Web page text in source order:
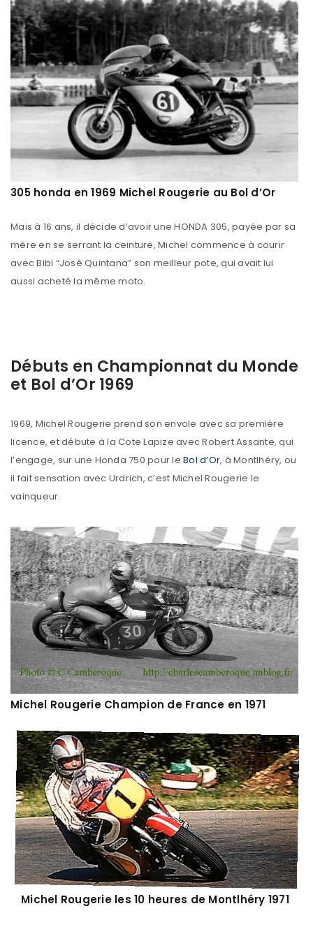
305 honda en 1969 Michel Rougerie au Bol d’Or
Mais à 16 ans, il décide d’avoir une HONDA 305, payée par sa
mère en se serrant la ceinture, Michel commence à courir
avec Bibi “José Quintana” son meilleur pote, qui avait lui
aussi acheté la même moto.
Débuts en Championnat du Monde
et Bol d’Or 1969
1969, Michel Rougerie prend son envole avec sa première
licence, et débute à la Cote Lapize avec Robert Assante, qui
l’engage, sur une Honda 750 pour le Bol d’Or, à Montlhéry, ou
il fait sensation avec Urdrich, c’est Michel Rougerie le
vainqueur.
Michel Rougerie Champion de France en 1971
Michel Rougerie les 10 heures de Montlhéry 1971